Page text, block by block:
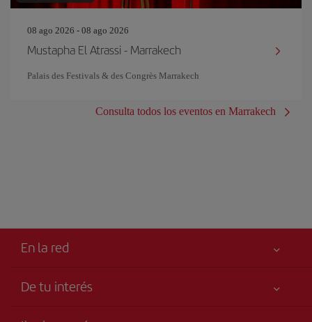
08 ago 2026 - 08 ago 2026
Mustapha El Atrassi - Marrakech
Palais des Festivals & des Congrès Marrakech
Consulta todos los eventos en Marrakech
En la red
De tu interés